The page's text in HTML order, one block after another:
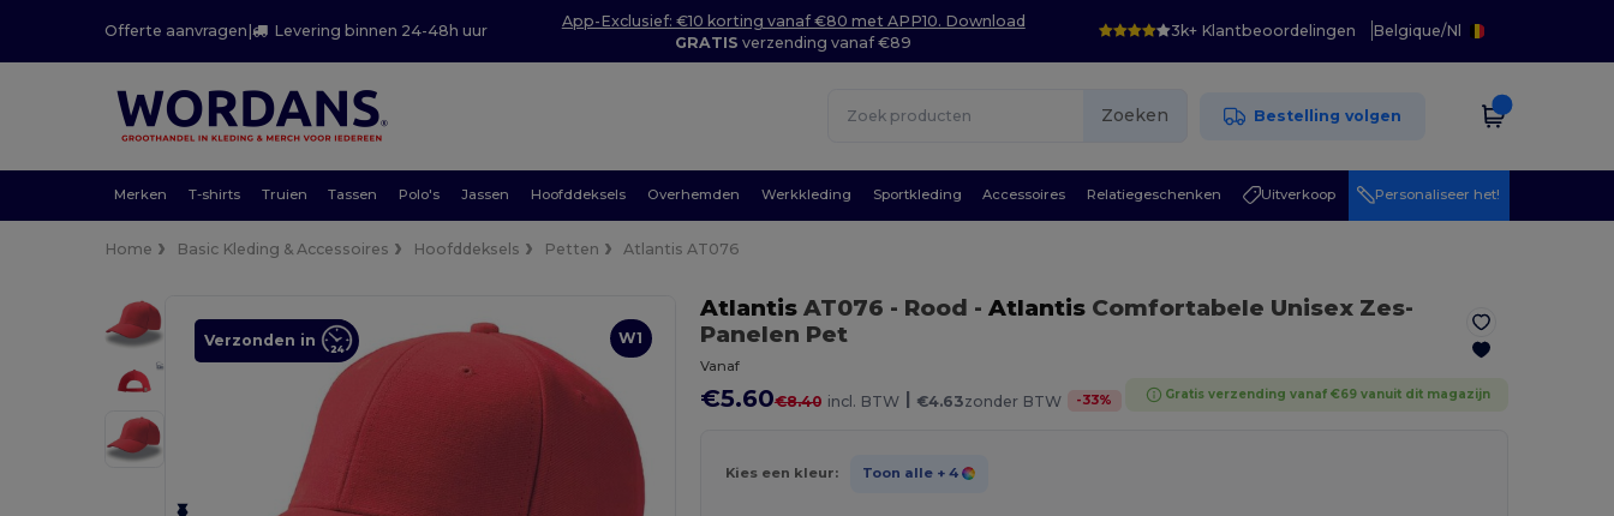
Offerte aanvragen | Levering binnen 24-48h uur
App-Exclusief: €10 korting vanaf €80 met APP10. Download
GRATIS verzending vanaf €89
3k+ Klantbeoordelingen Belgique/Nl
Zoeken Bestelling volgen
Merken T-shirts Truien Tassen Polo's Jassen Hoofddeksels Overhemden Werkkleding Sportkleding Accessoires Relatiegeschenken Uitverkoop Personaliseer het!
Home Basic Kleding & Accessoires Hoofddeksels Petten Atlantis AT076
W1
Verzonden in
AtlantisAT076 - Rood - AtlantisComfortabele Unisex Zes-
Panelen Pet
Vanaf
€5.60€8.40 incl. BTW | €4.63zonder BTW -33% Gratis verzending vanaf €69 vanuit dit magazijn
Kies een kleur: Toon alle + 4